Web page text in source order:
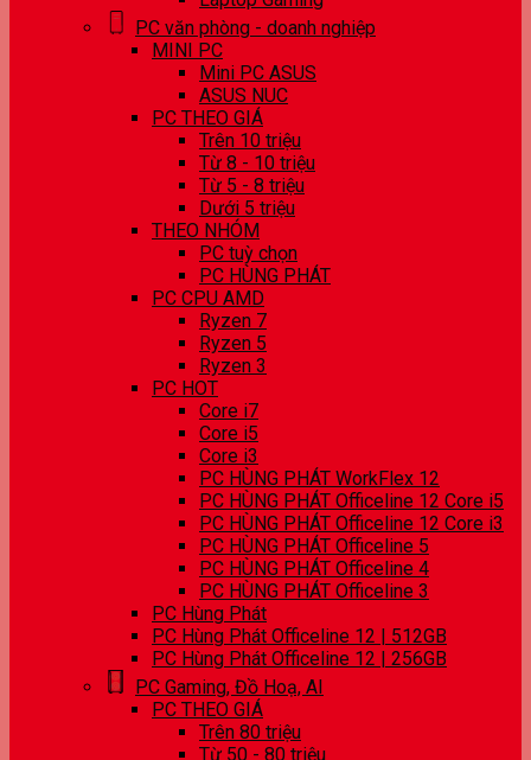
PC văn phòng - doanh nghiệp
MINI PC
Mini PC ASUS
ASUS NUC
PC THEO GIÁ
Trên 10 triệu
Từ 8 - 10 triệu
Từ 5 - 8 triệu
Dưới 5 triệu
THEO NHÓM
PC tuỳ chọn
PC HÙNG PHÁT
PC CPU AMD
Ryzen 7
Ryzen 5
Ryzen 3
PC HOT
Core i7
Core i5
Core i3
PC HÙNG PHÁT WorkFlex 12
PC HÙNG PHÁT Officeline 12 Core i5
PC HÙNG PHÁT Officeline 12 Core i3
PC HÙNG PHÁT Officeline 5
PC HÙNG PHÁT Officeline 4
PC HÙNG PHÁT Officeline 3
PC Hùng Phát
PC Hùng Phát Officeline 12 | 512GB
PC Hùng Phát Officeline 12 | 256GB
PC Gaming, Đồ Hoạ, AI
PC THEO GIÁ
Trên 80 triệu
Từ 50 - 80 triệu